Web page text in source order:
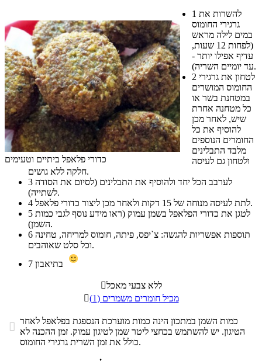
כדורי פלאפל ביתיים וטעימים
1
גרגירי החומוס
במים לילה מראש
(לפחות 12 שעות,
עדיף אפילו יותר -
עד יומיים השריה).
2
החומוס המושרים
במטחנת בשר או
כל מטחנה אחרת
שיש, לאחר מכן
להוסיף את כל
החומרים הנוספים
מלבד התבלינים
ולטחון גם לעיסה
חלקה ללא גושים.
3
לשתייה).
4
לתת לעיסה מנוחה של 15 דקות ולאחר מכן ליצור כדורי פלאפל.
5
השמן).
6
וכל סלט שאוהבים.
7
ללא צבעי מאכל

מכיל חומרים משמרים (1)
 כמות השמן במתכון הינה כמות מוערכת הנספגת בפלאפל לאחר
הטיגון. יש להשתמש בכחצי ליטר שמן לטיגון עמוק. זמן ההכנה לא
כולל את זמן השרית גרגירי החומוס.